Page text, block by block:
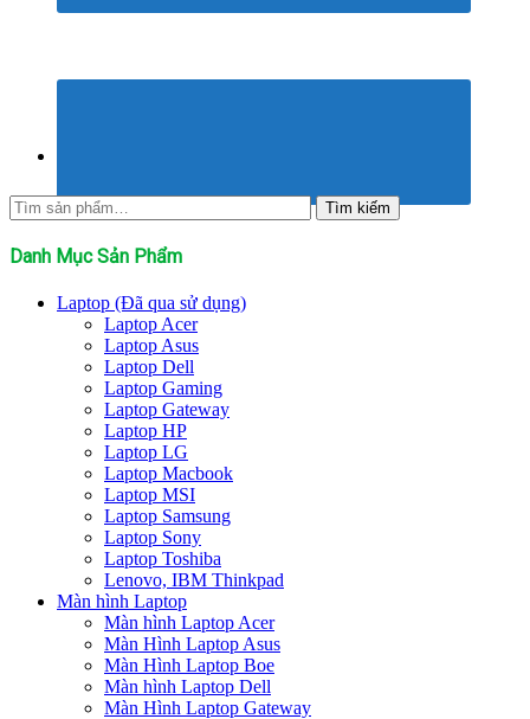
Tìm
kiếm:
Tìm kiếm
Danh Mục Sản Phẩm
Laptop (Đã qua sử dụng)
Laptop Acer
Laptop Asus
Laptop Dell
Laptop Gaming
Laptop Gateway
Laptop HP
Laptop LG
Laptop Macbook
Laptop MSI
Laptop Samsung
Laptop Sony
Laptop Toshiba
Lenovo, IBM Thinkpad
Màn hình Laptop
Màn hình Laptop Acer
Màn Hình Laptop Asus
Màn Hình Laptop Boe
Màn hình Laptop Dell
Màn Hình Laptop Gateway